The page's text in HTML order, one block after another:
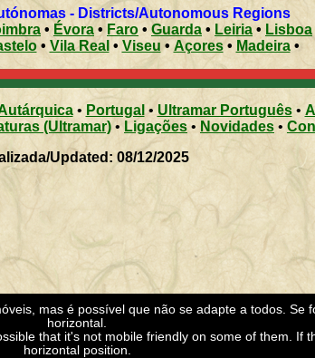
- Districts/Autonomous Regions
• Évora • Faro • Guarda• Leiria • Lisboa
• Vila Real • Viseu • Açores• Madeira•
• Portugal • Ultramar Português•
(Ultramar) • Ligações• Novidades •
Updated: 08/12/2025
mas é possível que não se adapte a todos. Se
horizontal.
that it's not mobile friendly on some of them. If
horizontal position.